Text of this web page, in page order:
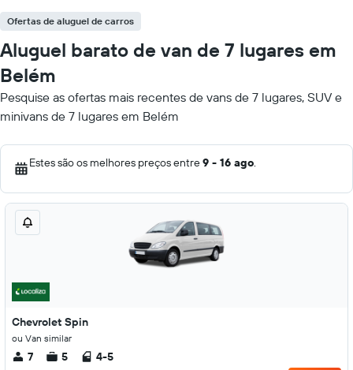
Ofertas de aluguel de carros
Aluguel barato de van de 7 lugares em
Belém
Pesquise as ofertas mais recentes de vans de 7 lugares, SUV e
minivans de 7 lugares em Belém
Estes são os melhores preços entre9 - 16 ago.
Chevrolet Spin
ou Van similar
7 5 4-5